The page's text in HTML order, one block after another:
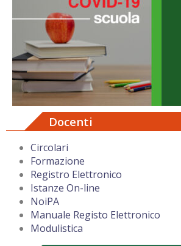
Docenti
Circolari
Formazione
Registro Elettronico
Istanze On-line
NoiPA
Manuale Registo Elettronico
Modulistica